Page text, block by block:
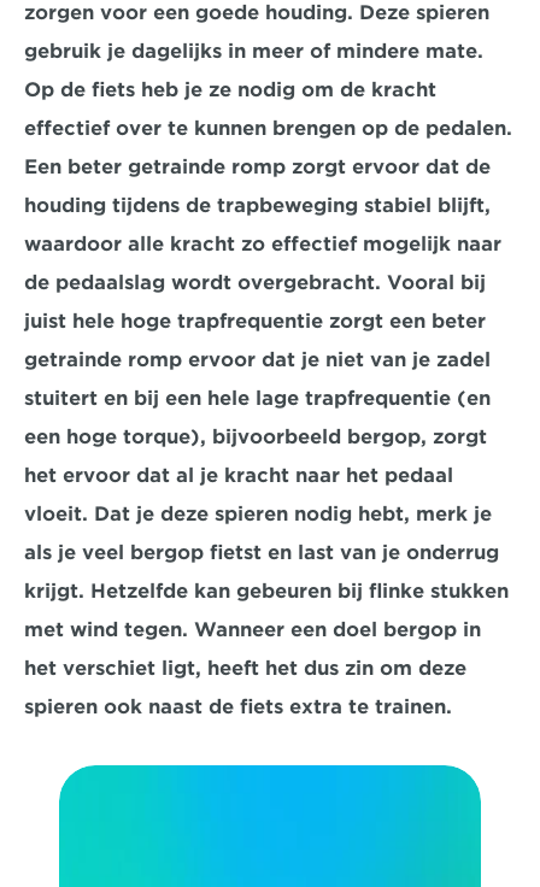
zorgen voor een goede houding. Deze spieren
gebruik je dagelijks in meer of mindere mate.
Op de fiets heb je ze nodig om de kracht
effectief over te kunnen brengen op de pedalen.
Een beter getrainde romp zorgt ervoor dat de
houding tijdens de trapbeweging stabiel blijft,
waardoor alle kracht zo effectief mogelijk naar
de pedaalslag wordt overgebracht. Vooral bij
juist hele hoge trapfrequentie zorgt een beter
getrainde romp ervoor dat je niet van je zadel
stuitert en bij een hele lage trapfrequentie (en
een hoge torque), bijvoorbeeld bergop, zorgt
het ervoor dat al je kracht naar het pedaal
vloeit. Dat je deze spieren nodig hebt, merk je
als je veel bergop fietst en last van je onderrug
krijgt. Hetzelfde kan gebeuren bij flinke stukken
met wind tegen. Wanneer een doel bergop in
het verschiet ligt, heeft het dus zin om deze
spieren ook naast de fiets extra te trainen.